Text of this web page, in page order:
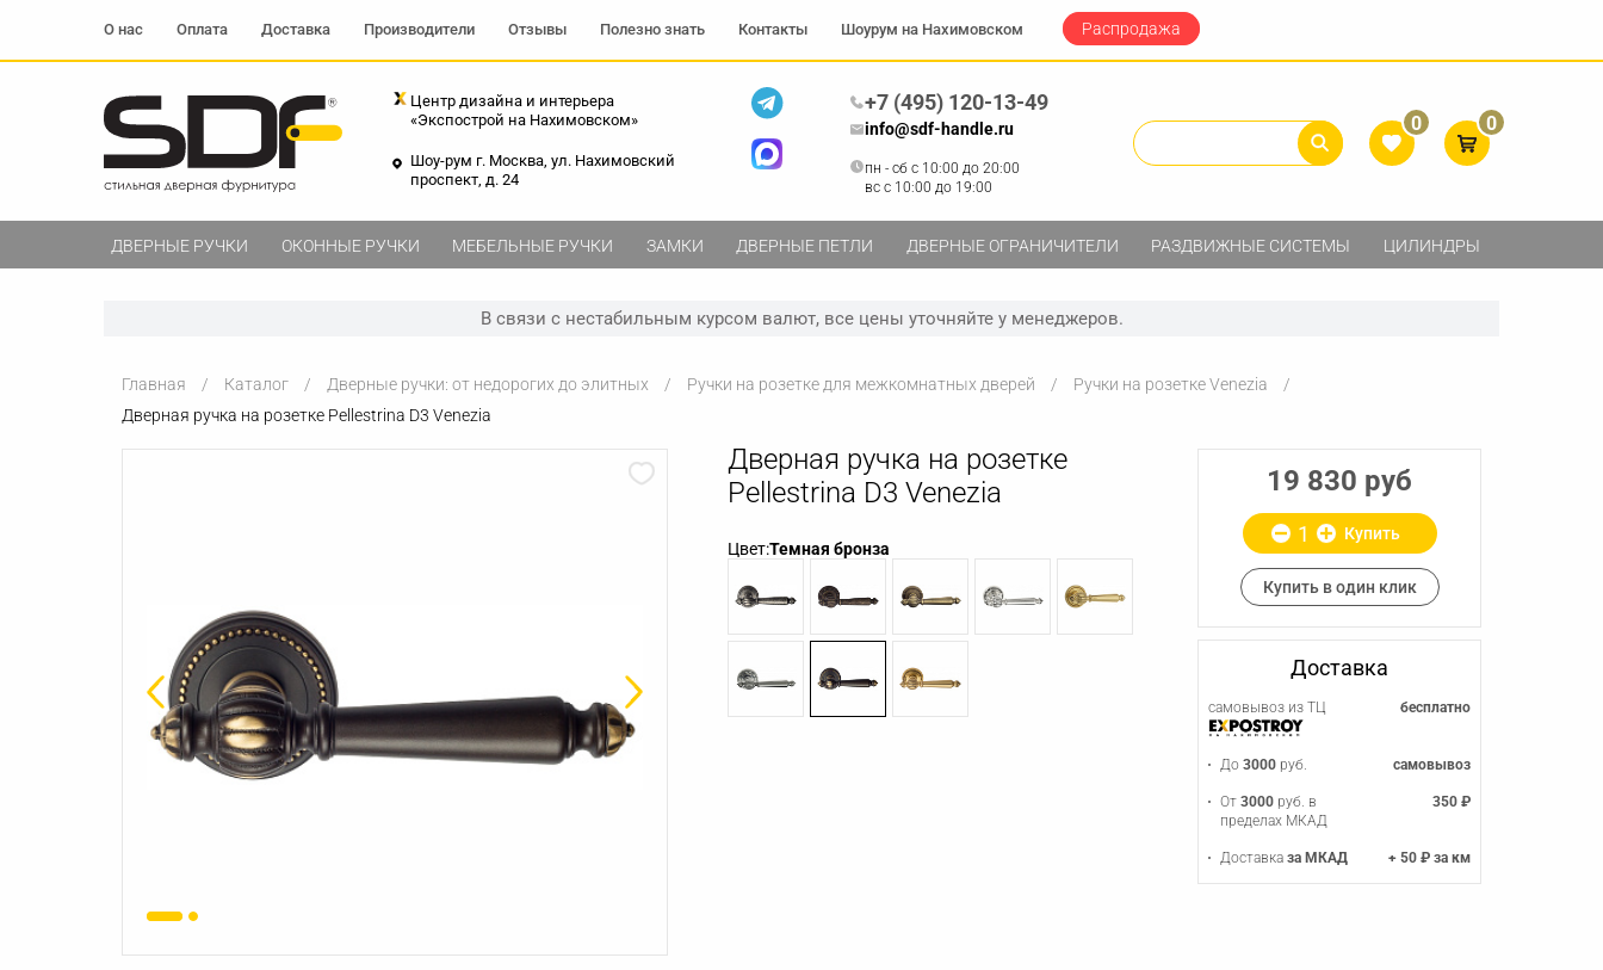
Центр дизайна и интерьера
«Экспострой на Нахимовском»
Шоу-рум г. Москва, ул. Нахимовский
проспект, д. 24
+7 (495) 120-13-49
info@sdf-handle.ru
пн - сб c 10:00 до 20:00
вс c 10:00 до 19:00
0 0
О нас Оплата Доставка Производители Отзывы Полезно знать Контакты Шоурум на Нахимовском Распродажа
ДВЕРНЫЕ РУЧКИ ОКОННЫЕ РУЧКИ МЕБЕЛЬНЫЕ РУЧКИ ЗАМКИ ДВЕРНЫЕ ПЕТЛИ ДВЕРНЫЕ ОГРАНИЧИТЕЛИ РАЗДВИЖНЫЕ СИСТЕМЫ ЦИЛИНДРЫ
В связи с нестабильным курсом валют, все цены уточняйте у менеджеров.
Главная Каталог Дверные ручки: от недорогих до элитных Ручки на розетке для межкомнатных дверей
Ручки на розетке Venezia
Дверная ручка на розетке Pellestrina D3 Venezia
Дверная ручка на розетке
Pellestrina D3 Venezia
Цвет:Темная бронза
19 830 руб
Купить
Купить в один клик
Доставка
самовывоз из ТЦ бесплатно
До3000 руб. самовывоз
От3000 руб. в
пределах МКАД
350 ₽
Доставказа МКАД + 50 ₽ за км